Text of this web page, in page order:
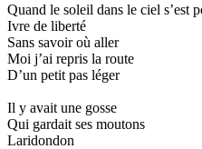
Quand le soleil dans le ciel s’est
Ivre de liberté
Sans savoir où aller
Moi j’ai repris la route
D’un petit pas léger
Il y avait une gosse
Qui gardait ses moutons
Laridondon